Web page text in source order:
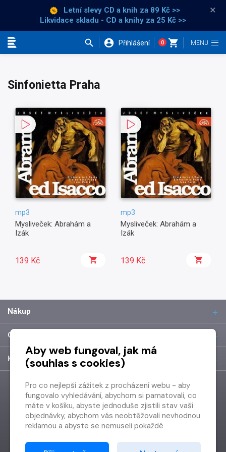
Letní slevy CD a knih za 89 Kč >>
Likvidace skladu - CD a knihy za 25 Kč >>
×
Přihlášení 0
Sinfonietta Praha
mp3
Mysliveček: Abrahám a
Izák
139 Kč
mp3
Mysliveček: Abrahám a
Izák
139 Kč
Nákup
O společnosti
Kontakt
Aby web fungoval, jak má
(souhlas s cookies)
Pro co nejlepší zážitek z procházení webu - aby
fungovalo vyhledávání, abychom si pamatovali, co
máte v košíku, abyste jednoduše zjistili stav vaší
objednávky, abychom vás neobtěžovali nevhodnou
reklamou a abyste se nemuseli pokaždé